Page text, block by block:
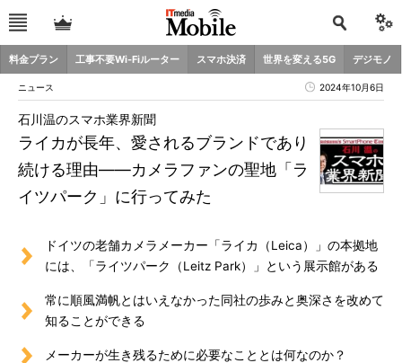
料金プラン 工事不要Wi-Fiルーター スマホ決済 世界を変える5G デジモノ
ニュース 2024年10月6日
ライカが長年、愛されるブランドであり
続ける理由――カメラファンの聖地「ラ
イツパーク」に行ってみた
石川温のスマホ業界新聞
ドイツの老舗カメラメーカー「ライカ（Leica）」の本拠地
には、「ライツパーク（Leitz Park）」という展示館がある
常に順風満帆とはいえなかった同社の歩みと奥深さを改めて
知ることができる
メーカーが生き残るために必要なこととは何なのか？